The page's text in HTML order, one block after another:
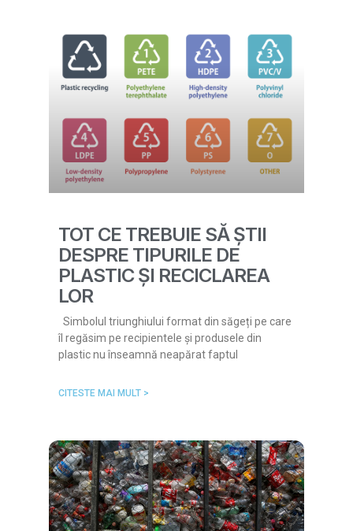
TOT CE TREBUIE SĂ ȘTII
DESPRE TIPURILE DE
PLASTIC ȘI RECICLAREA
LOR
Simbolul triunghiului format din săgeți pe care
îl regăsim pe recipientele și produsele din
plastic nu înseamnă neapărat faptul
CITESTE MAI MULT >